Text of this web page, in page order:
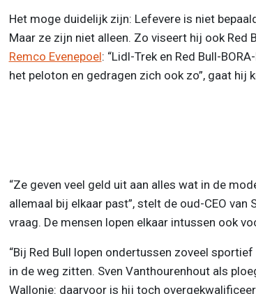
Het moge duidelijk zijn: Lefevere is niet
Maar ze zijn niet alleen. Zo viseert hij ook Red
Remco Evenepoel: “Lidl-Trek en Red Bull-
het peloton en gedragen zich ook zo”, gaat hij
“Ze geven veel geld uit aan alles wat in de
allemaal bij elkaar past”, stelt de oud-CEO van
vraag. De mensen lopen elkaar intussen ook
“Bij Red Bull lopen ondertussen zoveel
in de weg zitten. Sven Vanthourenhout als
Wallonie: daarvoor is hij toch